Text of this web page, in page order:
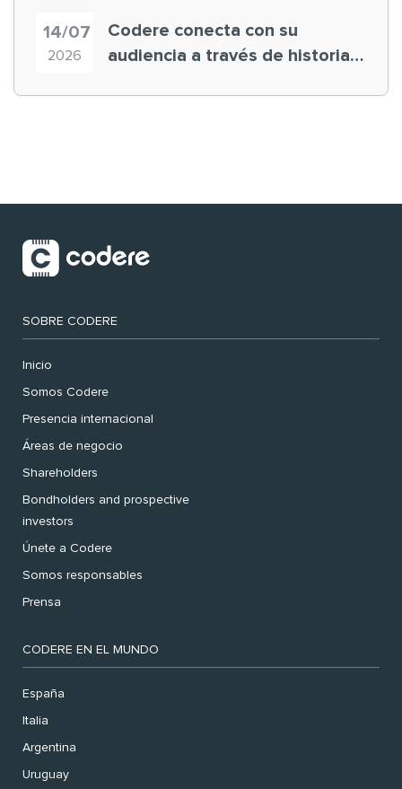
14/07
2026
Codere conecta con su
audiencia a través de historias
SOBRE CODERE
Inicio
Somos Codere
Presencia internacional
Áreas de negocio
Shareholders
Bondholders and prospective
investors
Únete a Codere
Somos responsables
Prensa
CODERE EN EL MUNDO
España
Italia
Argentina
Uruguay